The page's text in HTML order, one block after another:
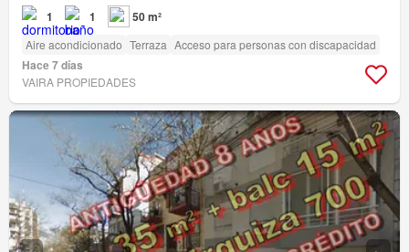
1 1 50 m²
Aire acondicionado Terraza Acceso para personas con discapacidad
Hace 7 días
VAIRA PROPIEDADES